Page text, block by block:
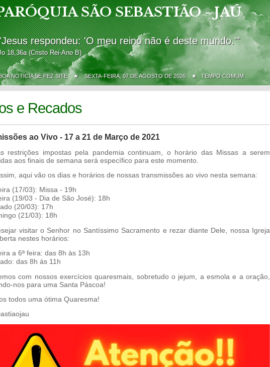
SÃO SEBASTIÃO - JAÚ
respondeu: 'O meu reino não é deste mundo.'"
18,36a (Cristo Rei-Ano B)
NOTÍCIA SE FEZ SITE ★SEXTA-FEIRA, 07 DE AGOSTO DE 2026 ★ TEMPO COMUM
e Recados
ao Vivo - 17 a 21 de Março de 2021
restrições impostas pela pandemia continuam, o horário das Missas a serem
aos finais de semana será específico para este momento.
aqui vão os dias e horários de nossas transmissões ao vivo nesta semana:
(17/03): Missa - 19h
(19/03 - Dia de São José): 18h
(20/03): 17h
(21/03): 18h
visitar o Senhor no Santíssimo Sacramento e rezar diante Dele, nossa Igreja
nestes horários:
a 6ª feira: das 8h às 13h
das 8h às 11h
com nossos exercícios quaresmais, sobretudo o jejum, a esmola e a oração,
nos para uma Santa Páscoa!
todos uma ótima Quaresma!